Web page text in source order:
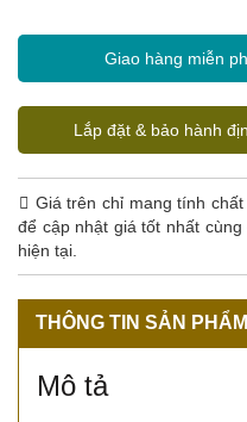
Giao hàng miễn
Lắp đặt & bảo hành
Giá trên chỉ mang tính
để cập nhật giá tốt nhất
hiện tại.
THÔNG TIN SẢN PHẨM
Mô tả